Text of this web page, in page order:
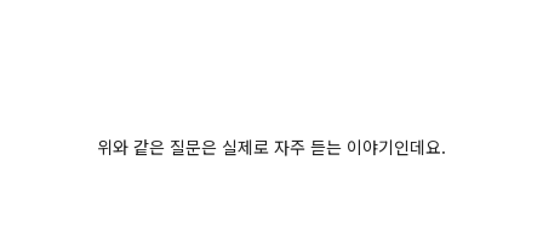
위와 같은 질문은 실제로 자주 듣는 이야기인데요.